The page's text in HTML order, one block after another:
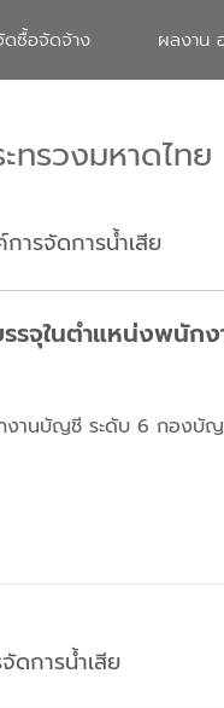
ดซื้อจัดจ้าง ผลงาน
ทรวงมหาดไทย
ารจัดการน้ำเสีย
รรจุในตำแหน่งพ
งานบัญชี ระดับ 6 กองบั
ดการน้ำเสีย